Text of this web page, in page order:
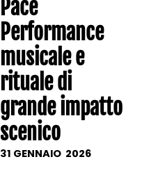
Pace
Performance
musicale e
rituale di
grande impatto
scenico
31 GENNAIO 2026